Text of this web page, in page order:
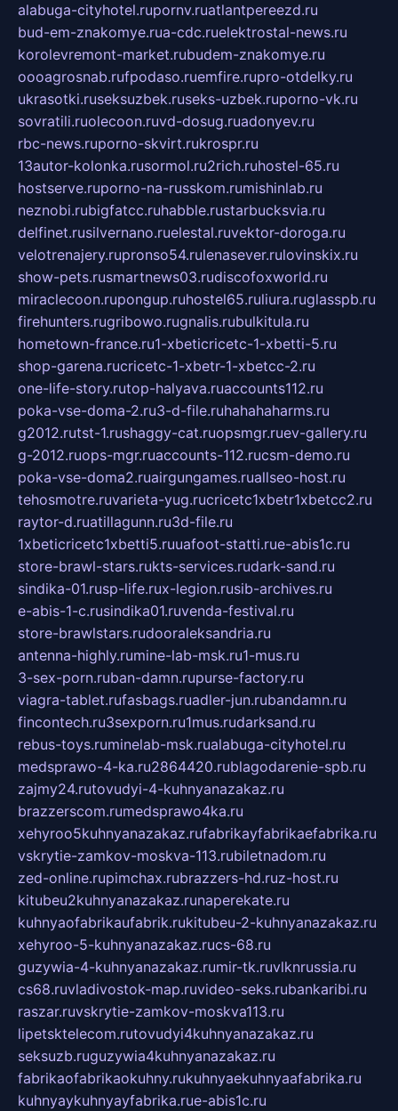
alabuga-cityhotel.rupornv.ruatlantpereezd.ru
bud-em-znakomye.rua-cdc.ruelektrostal-news.ru
korolevremont-market.rubudem-znakomye.ru
oooagrosnab.rufpodaso.ruemfire.rupro-otdelky.ru
ukrasotki.ruseksuzbek.ruseks-uzbek.ruporno-vk.ru
sovratili.ruolecoon.ruvd-dosug.ruadonyev.ru
rbc-news.ruporno-skvirt.rukrospr.ru
13autor-kolonka.rusormol.ru2rich.ruhostel-65.ru
hostserve.ruporno-na-russkom.rumishinlab.ru
neznobi.rubigfatcc.ruhabble.rustarbucksvia.ru
delfinet.rusilvernano.ruelestal.ruvektor-doroga.ru
velotrenajery.rupronso54.rulenasever.rulovinskix.ru
show-pets.rusmartnews03.rudiscofoxworld.ru
miraclecoon.rupongup.ruhostel65.ruliura.ruglasspb.ru
firehunters.rugribowo.rugnalis.rubulkitula.ru
hometown-france.ru1-xbeticricetc-1-xbetti-5.ru
shop-garena.rucricetc-1-xbetr-1-xbetcc-2.ru
one-life-story.rutop-halyava.ruaccounts112.ru
poka-vse-doma-2.ru3-d-file.ruhahahaharms.ru
g2012.rutst-1.rushaggy-cat.ruopsmgr.ruev-gallery.ru
g-2012.ruops-mgr.ruaccounts-112.rucsm-demo.ru
poka-vse-doma2.ruairgungames.ruallseo-host.ru
tehosmotre.ruvarieta-yug.rucricetc1xbetr1xbetcc2.ru
raytor-d.ruatillagunn.ru3d-file.ru
1xbeticricetc1xbetti5.ruuafoot-statti.rue-abis1c.ru
store-brawl-stars.rukts-services.rudark-sand.ru
sindika-01.rusp-life.rux-legion.rusib-archives.ru
e-abis-1-c.rusindika01.ruvenda-festival.ru
store-brawlstars.rudooraleksandria.ru
antenna-highly.rumine-lab-msk.ru1-mus.ru
3-sex-porn.ruban-damn.rupurse-factory.ru
viagra-tablet.rufasbags.ruadler-jun.rubandamn.ru
fincontech.ru3sexporn.ru1mus.rudarksand.ru
rebus-toys.ruminelab-msk.rualabuga-cityhotel.ru
medsprawo-4-ka.ru2864420.rublagodarenie-spb.ru
zajmy24.rutovudyi-4-kuhnyanazakaz.ru
brazzerscom.rumedsprawo4ka.ru
xehyroo5kuhnyanazakaz.rufabrikayfabrikaefabrika.ru
vskrytie-zamkov-moskva-113.rubiletnadom.ru
zed-online.rupimchax.rubrazzers-hd.ruz-host.ru
kitubeu2kuhnyanazakaz.runaperekate.ru
kuhnyaofabrikaufabrik.rukitubeu-2-kuhnyanazakaz.ru
xehyroo-5-kuhnyanazakaz.rucs-68.ru
guzywia-4-kuhnyanazakaz.rumir-tk.ruvlknrussia.ru
cs68.ruvladivostok-map.ruvideo-seks.rubankaribi.ru
raszar.ruvskrytie-zamkov-moskva113.ru
lipetsktelecom.rutovudyi4kuhnyanazakaz.ru
seksuzb.ruguzywia4kuhnyanazakaz.ru
fabrikaofabrikaokuhny.rukuhnyaekuhnyaafabrika.ru
kuhnyaykuhnyayfabrika.rue-abis1c.ru